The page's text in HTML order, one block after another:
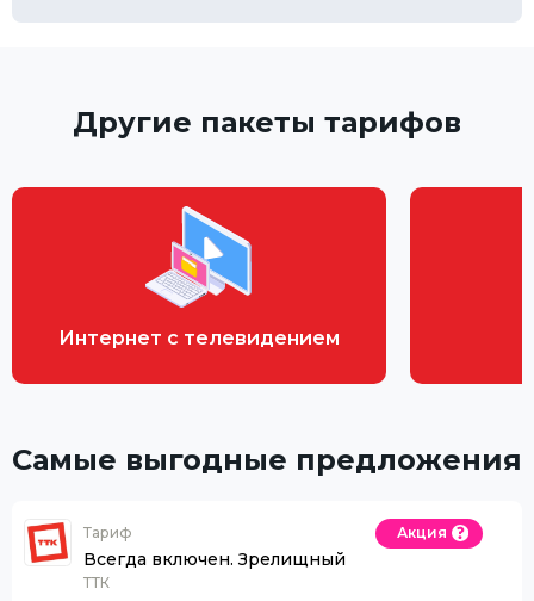
Другие пакеты тарифов
Интернет с телевидением
Самые выгодные предложения
Тариф
Всегда включен. Зрелищный
ТТК
Акция